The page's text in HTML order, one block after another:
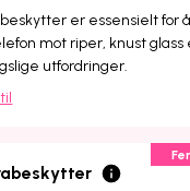
er essensielt for
mot riper, knust glass
utfordringer.